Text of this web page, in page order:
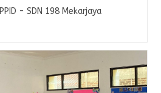
PPID - SDN 198 Mekarjaya